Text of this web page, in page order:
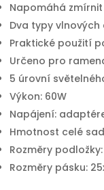
Napomáhá
Dva typy vlnových
Praktické použití
Určeno pro
5 úrovní
Výkon: 60W
Napájení:
Hmotnost celé
Rozměry
Rozměry pásku: